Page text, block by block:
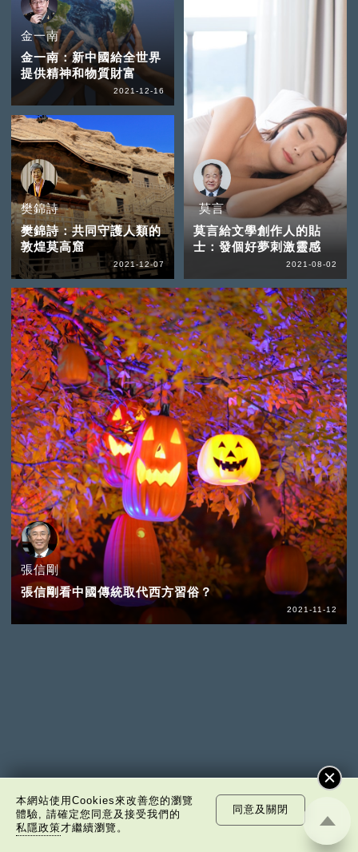
金一南
金一南：新中國給全世界
提供精神和物質財富
2021-12-16
樊錦詩
樊錦詩：共同守護人類的
敦煌莫高窟
2021-12-07
張信剛
張信剛看中國傳統取代西方習俗？
2021-11-12
莫言
莫言給文學創作人的貼
士：發個好夢刺激靈感
2021-08-02
池田大作
本網站使用Cookies來改善您的瀏覽
體驗, 請確定您同意及接受我們的
私隱政策才繼續瀏覽。
同意及關閉